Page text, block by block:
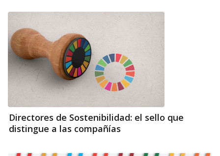
Directores de Sostenibilidad: el sello que
distingue a las compañías